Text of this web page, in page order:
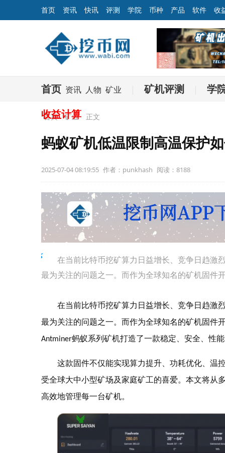
首页 资讯 快讯 评测 学院 币种 产品 软件 收
首页 资讯 人物 矿业 矿机评测
学
收益计算
首页 矿业 正文
蚂蚁矿机低温限制高温保护
2025-07-04 08:19:55 作者：punkhash 阅读：8188
在当前比特币挖矿算力日益增长、竞争日趋激
最为关注的问题之一。而作为全球知名的矿机固件
在当前比特币挖矿算力日益增长、竞争日趋激
最为关注的问题之一。而作为全球知名的矿机固件
Antminer蚂蚁系列矿机打造了一款稳定、安全、性
这款固件不仅能实现算力提升、功耗优化、温
受全球大中小型矿场及家庭矿工的喜爱。本文将从
高效地管理每一台矿机。